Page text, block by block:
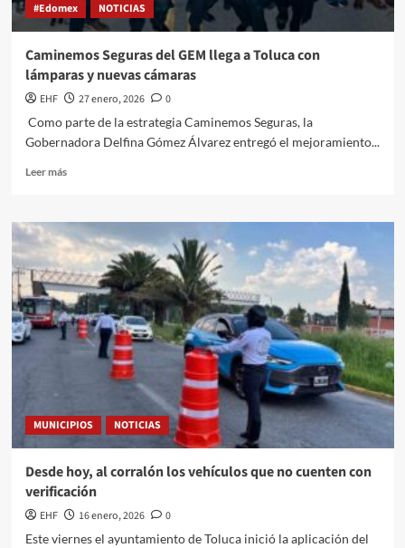
#Edomex NOTICIAS
Caminemos Seguras del GEM llega a Toluca con
lámparas y nuevas cámaras
EHF 27 enero, 2026
0
Como parte de la estrategia Caminemos Seguras, la
Gobernadora Delfina Gómez Álvarez entregó el mejoramiento...
Leer más
MUNICIPIOS NOTICIAS
Desde hoy, al corralón los vehículos que no cuenten con
verificación
EHF 16 enero, 2026
0
Este viernes el ayuntamiento de Toluca inició la aplicación del